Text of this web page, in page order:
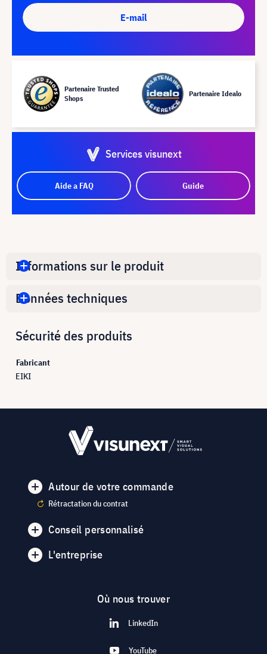
E-mail
Partenaire Trusted
Shops
Partenaire Idealo
Services visunext
Aide a FAQ Guide
Informations sur le produit
Données techniques
Sécurité des produits
Fabricant
EIKI
Autour de votre commande
Rétractation du contrat
Conseil personnalisé
L'entreprise
Où nous trouver
LinkedIn
YouTube